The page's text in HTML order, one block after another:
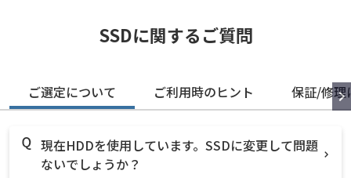
SSDに関するご質問
ご選定について ご利用時のヒント 保証/修理
現在HDDを使用しています。SSDに変更して問題
ないでしょうか？